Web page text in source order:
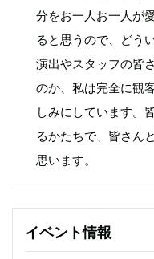
分をお一人お一人が
ると思うので、どう
演出やスタッフの皆
のか、私は完全に観
しみにしています。
るかたちで、皆さん
思います。
イベント情報